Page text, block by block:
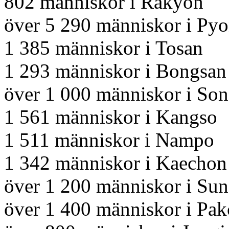
över 5 290 människor i
1 385 människor i Tosan
1 293 människor i Bongsan
över 1 000 människor i
1 561 människor i Kangso
1 511 människor i Nampo
1 342 människor i Kaechon
över 1 200 människor i
över 1 400 människor i